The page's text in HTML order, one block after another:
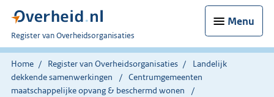
Menu
U
bent
nu
hier:
Register van Overheidsorganisaties
Home Register van Overheidsorganisaties
Landelijk
dekkende samenwerkingen
Centrumgemeenten
maatschappelijke opvang & beschermd wonen